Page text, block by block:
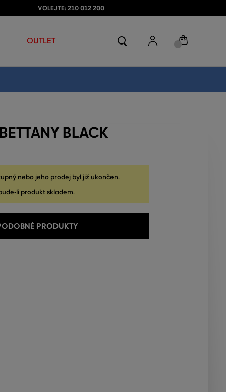
VOLEJTE: 210 012 200
OUTLET
BLACK
nebo jeho prodej byl již ukončen.
li produkt skladem.
PRODUKTY